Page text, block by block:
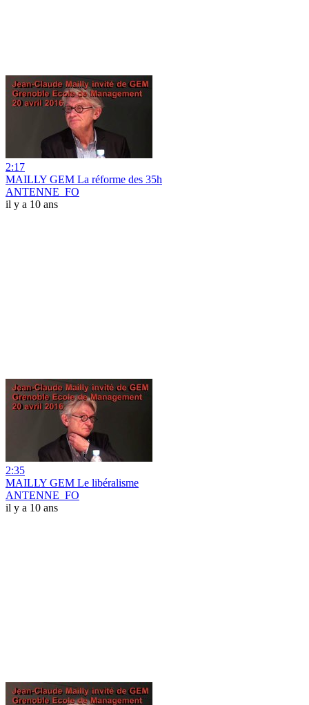
2:17
MAILLY GEM La réforme des 35h
ANTENNE_FO
il y a 10 ans
2:35
MAILLY GEM Le libéralisme
ANTENNE_FO
il y a 10 ans